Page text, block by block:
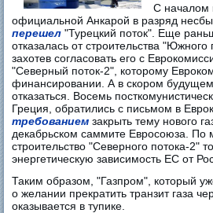
С началом
официальной Анкарой в разряд
перешел "Турецкий поток". Еще
отказалась от строительства
захотев согласовать его с
"Северный поток-2", которому
финансировании. А в скором будущем
отказаться. Восемь
Греция, обратились с письмом в
требованием закрыть тему нового
декабрьском саммите Евросоюза. По
строительство "Северного потока-2"
энергетическую зависимость ЕС от
Таким образом, "Газпром", который
о желании прекратить транзит газа
оказывается в тупике.